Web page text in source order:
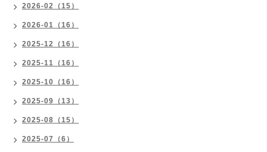
2026-02（15）
2026-01（16）
2025-12（16）
2025-11（16）
2025-10（16）
2025-09（13）
2025-08（15）
2025-07（6）